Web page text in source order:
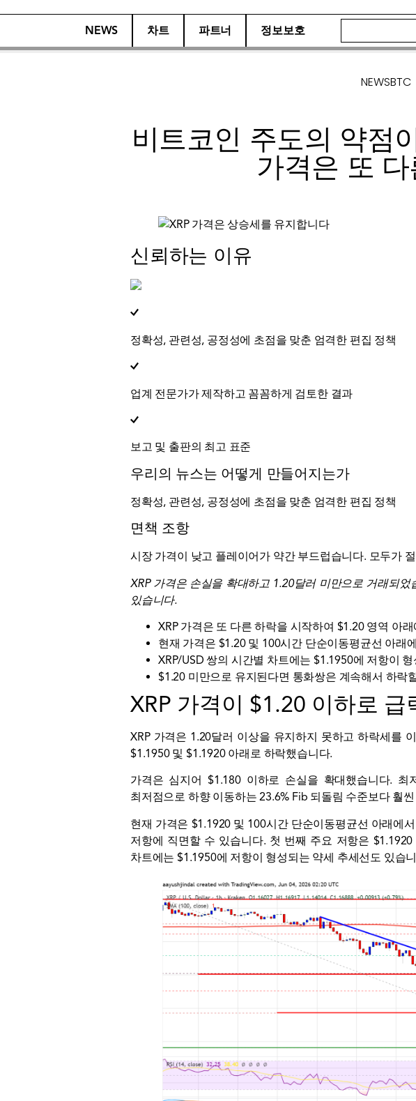
NEWS 차트 파트너 정보보호
NEWSBTC
비트코인 주도의 약점
가격은 또
신뢰하는 이유
정확성, 관련성, 공정성에 초점을 맞춘 엄격한 편집 정책
업계 전문가가 제작하고 꼼꼼하게 검토한 결과
보고 및 출판의 최고 표준
우리의 뉴스는 어떻게 만들어지는가
정확성, 관련성, 공정성에 초점을 맞춘 엄격한 편집 정책
면책 조항
시장 가격이 낮고 플레이어가 약간 부드럽습니다. 모두가
XRP 가격은 손실을 확대하고 1.20달러 미만으로 거래되
있습니다.
XRP 가격은 또 다른 하락을 시작하여 $1.20 영역 아
현재 가격은 $1.20 및 100시간 단순이동평균선 아래
XRP/USD 쌍의 시간별 차트에는 $1.1950에 저항이
$1.20 미만으로 유지된다면 통화쌍은 계속해서 하락
XRP 가격이 $1.20 이하로 급
XRP 가격은 1.20달러 이상을 유지하지 못하고 하락세를
$1.1950 및 $1.1920 아래로 하락했습니다.
가격은 심지어 $1.180 이하로 손실을 확대했습니다.
최저점으로 하향 이동하는 23.6% Fib 되돌림 수준보다 훨
현재 가격은 $1.1920 및 100시간 단순이동평균선 아래에
저항에 직면할 수 있습니다. 첫 번째 주요 저항은
차트에는 $1.1950에 저항이 형성되는 약세 추세선도 있습